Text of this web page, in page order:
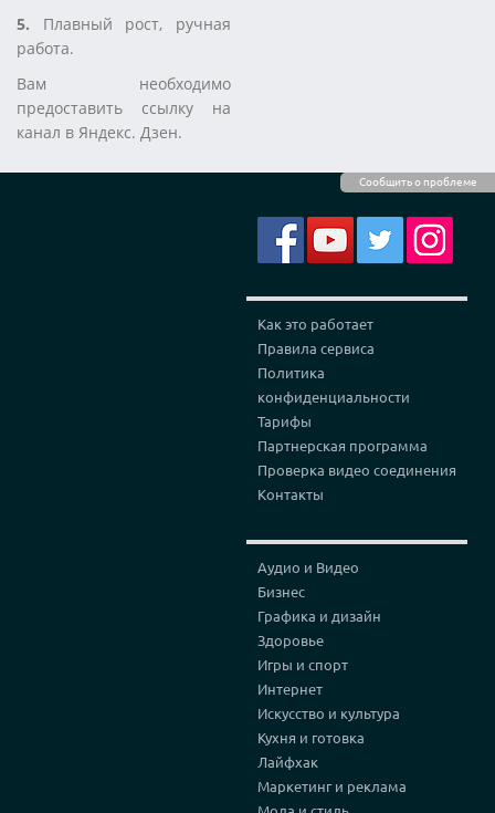
Сообщить о проблеме
5. Плавный рост, ручная
работа.
Вам необходимо
предоставить ссылку на
канал в Яндекс. Дзен.
Как это работает
Правила сервиса
Политика
конфиденциальности
Тарифы
Партнерская программа
Проверка видео соединения
Контакты
Аудио и Видео
Бизнес
Графика и дизайн
Здоровье
Игры и спорт
Интернет
Искусство и культура
Кухня и готовка
Лайфхак
Маркетинг и реклама